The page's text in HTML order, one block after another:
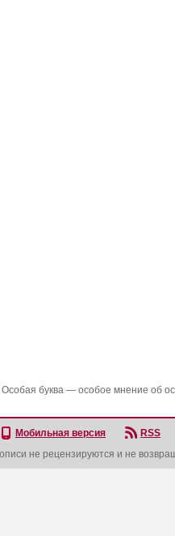
буква — особое мнение об
Мобильная версия
RSS
не рецензируются и не